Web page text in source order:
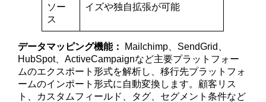
ソー
ス
イズや独自拡張が可能
データマッピング機能：
Mailchimp、SendGrid、
HubSpot、ActiveCampaignなど主要プラットフォー
ムのエクスポート形式を解析し、移行先プラットフォ
ームのインポート形式に自動変換します。顧客リス
ト、カスタムフィールド、タグ、セグメント条件など